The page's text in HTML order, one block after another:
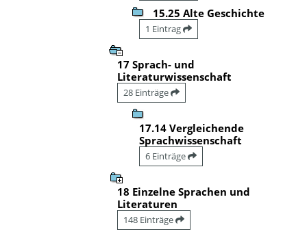
15.25 Alte Geschichte
1 Eintrag
17 Sprach- und
Literaturwissenschaft
28 Einträge
17.14 Vergleichende
Sprachwissenschaft
6 Einträge
18 Einzelne Sprachen und
Literaturen
148 Einträge